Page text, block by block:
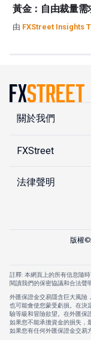
黃金：自由裁量
由 FXStreet Insights
關於我們
FXStreet
法律聲明
版權
註釋: 本網頁上的所有信息隨
閱讀我們的保密協議和合法聲
外匯保證金交易隱含巨大風險
也可能會使您蒙受虧損。在決
驗等級和冒險欲望。在外匯保
如果您不能承擔資金的損失，
如果您有任何外匯保證金交易